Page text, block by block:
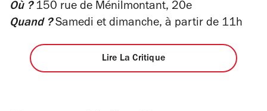
sur
5
Où ?150 rue de Ménilmontant, 20e
Quand ?Samedi et dimanche, à partir de 11h
Lire La Critique